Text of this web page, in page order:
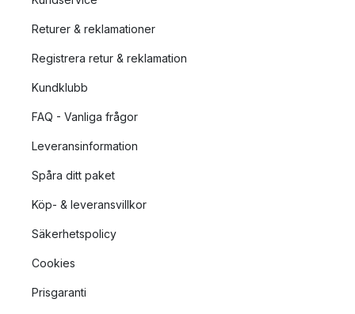
Returer & reklamationer
Registrera retur & reklamation
Kundklubb
FAQ - Vanliga frågor
Leveransinformation
Spåra ditt paket
Köp- & leveransvillkor
Säkerhetspolicy
Cookies
Prisgaranti